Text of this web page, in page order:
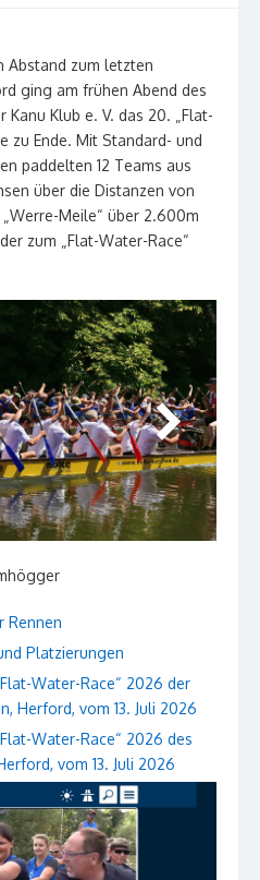
Abstand zum letzten
ging am frühen Abend des
Kanu Klub e. V. das 20. „Flat-
zu Ende. Mit Standard- und
paddelten 12 Teams aus
über die Distanzen von
Meile“ über 2.600m
zum „Flat-Water-Race“
Rennen
Platzierungen
Water-Race“ 2026 der
Herford, vom 13. Juli 2026
Water-Race“ 2026 des
vom 13. Juli 2026